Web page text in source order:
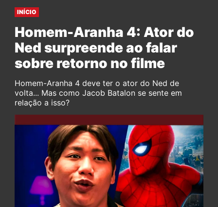
INÍCIO
Homem-Aranha 4: Ator do
Ned surpreende ao falar
sobre retorno no filme
Homem-Aranha 4 deve ter o ator do Ned de
volta... Mas como Jacob Batalon se sente em
relação a isso?